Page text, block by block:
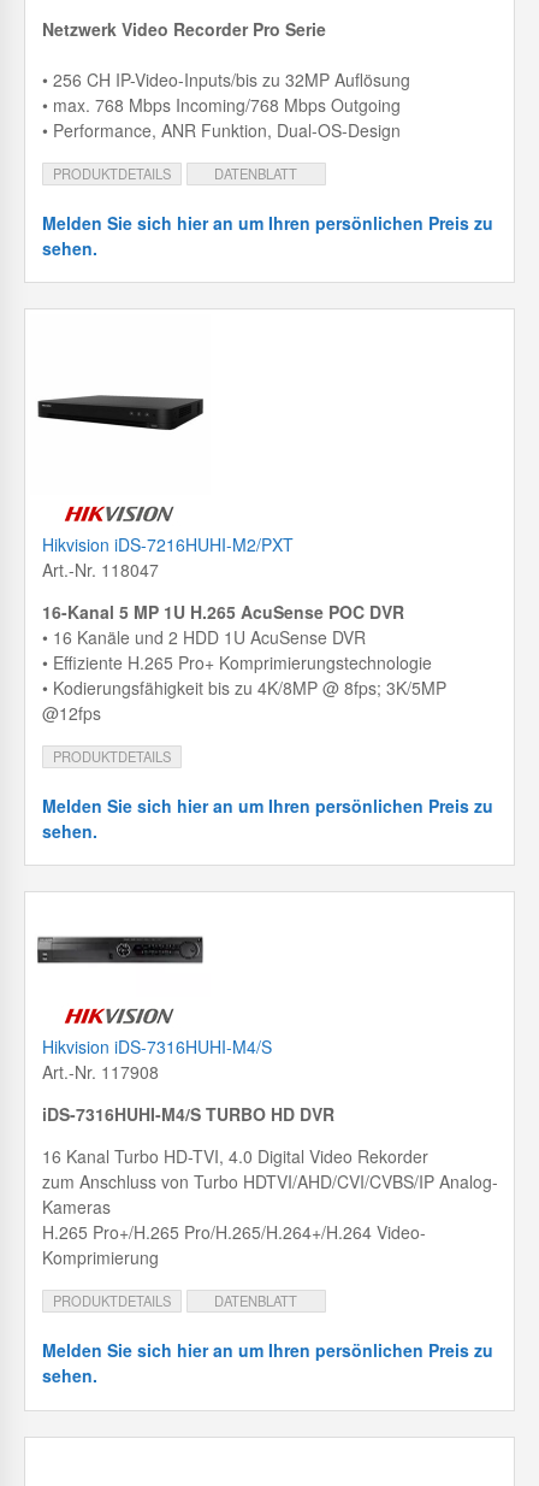
Netzwerk Video Recorder Pro Serie
• 256 CH IP-Video-Inputs/bis zu 32MP Auflösung
• max. 768 Mbps Incoming/768 Mbps Outgoing
• Performance, ANR Funktion, Dual-OS-Design
PRODUKTDETAILS DATENBLATT
Melden Sie sich hier an um Ihren persönlichen Preis zu
sehen.
Hikvision iDS-7216HUHI-M2/PXT
Art.-Nr. 118047
16-Kanal 5 MP 1U H.265 AcuSense POC DVR
• 16 Kanäle und 2 HDD 1U AcuSense DVR
• Effiziente H.265 Pro+ Komprimierungstechnologie
• Kodierungsfähigkeit bis zu 4K/8MP @ 8fps; 3K/5MP
@12fps
PRODUKTDETAILS
Melden Sie sich hier an um Ihren persönlichen Preis zu
sehen.
Hikvision iDS-7316HUHI-M4/S
Art.-Nr. 117908
iDS-7316HUHI-M4/S TURBO HD DVR
16 Kanal Turbo HD-TVI, 4.0 Digital Video Rekorder
zum Anschluss von Turbo HDTVI/AHD/CVI/CVBS/IP Analog-
Kameras
H.265 Pro+/H.265 Pro/H.265/H.264+/H.264 Video-
Komprimierung
PRODUKTDETAILS DATENBLATT
Melden Sie sich hier an um Ihren persönlichen Preis zu
sehen.